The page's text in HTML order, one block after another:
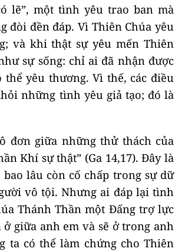
lẽ”, một tình yêu trao ban mà
đòi đền đáp. Vì Thiên Chúa yêu
và khi thật sự yêu mến Thiên
sự sống: chỉ ai đã nhận được
yêu thương. Vì thế, các điều
những tình yêu giả tạo; đó là
đơn giữa những thử thách của
Khí sự thật” (Ga 14,17). Đây là
lâu còn cố chấp trong sự dữ
vô tội. Nhưng ai đáp lại tình
Thánh Thần một Đấng trợ lực
giữa anh em và sẽ ở trong anh
ta có thể làm chứng cho Thiên